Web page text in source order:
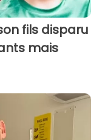
fils disparu
mais